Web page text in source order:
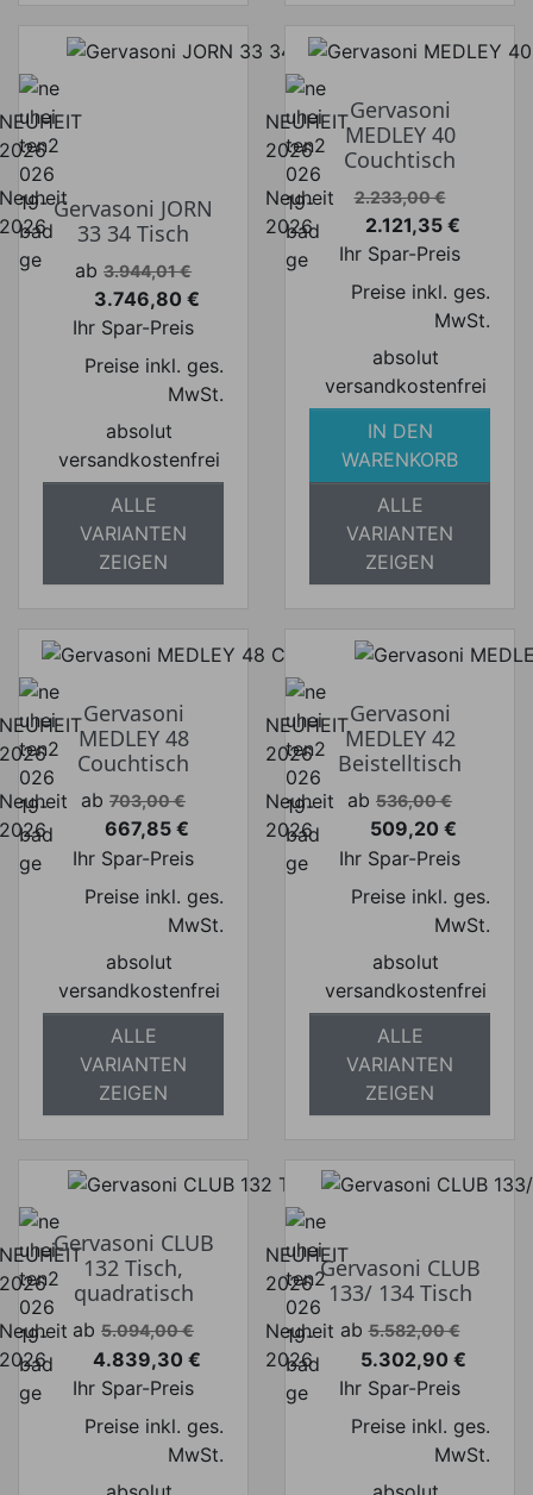
Gervasoni JORN
33 34 Tisch
Verkaufspreis
ab 3.944,01 €
Preis
3.746,80 €
Ihr Spar-Preis
Preise inkl. ges.
MwSt.
absolut
versandkostenfrei
ALLE
VARIANTEN
ZEIGEN
NEUHEIT
2026
Neuheit
2026
Gervasoni
MEDLEY 40
Couchtisch
Verkaufspreis
2.233,00 €
Preis
2.121,35 €
Ihr Spar-Preis
Preise inkl. ges.
MwSt.
absolut
versandkostenfrei
IN DEN
WARENKORB
ALLE
VARIANTEN
ZEIGEN
Gervasoni
MEDLEY 48
Couchtisch
Verkaufspreis
ab 703,00 €
Preis
667,85 €
Ihr Spar-Preis
Preise inkl. ges.
MwSt.
absolut
versandkostenfrei
ALLE
VARIANTEN
ZEIGEN
NEUHEIT
2026
Neuheit
2026
Gervasoni
MEDLEY 42
Beistelltisch
Verkaufspreis
ab 536,00 €
Preis
509,20 €
Ihr Spar-Preis
Preise inkl. ges.
MwSt.
absolut
versandkostenfrei
ALLE
VARIANTEN
ZEIGEN
Gervasoni CLUB
132 Tisch,
quadratisch
Verkaufspreis
ab 5.094,00 €
Preis
4.839,30 €
Ihr Spar-Preis
Preise inkl. ges.
MwSt.
NEUHEIT
2026
Neuheit
2026
Gervasoni CLUB
133/ 134 Tisch
Verkaufspreis
ab 5.582,00 €
Preis
5.302,90 €
Ihr Spar-Preis
Preise inkl. ges.
MwSt.